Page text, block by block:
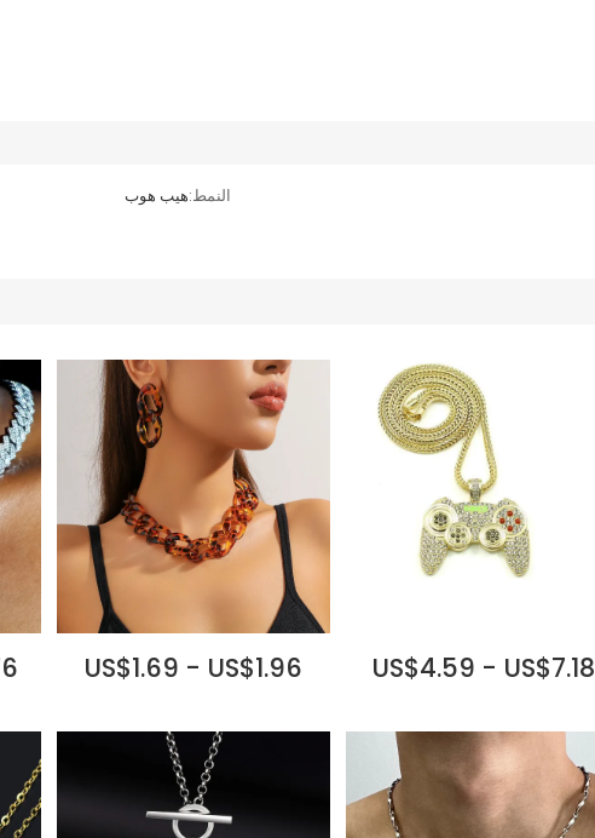
النمط:هيب هوب
US$4.59 - US$7.18
US$1.69 - US$1.96